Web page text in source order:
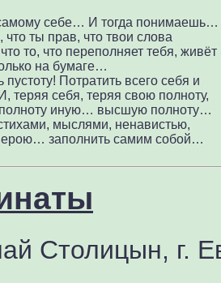
себе… И тогда понимаешь…
что ты прав, что твои слова
то, что переполняет тебя, живёт
на бумаге…
Потратить всего себя и
теряя себя, теряя свою полноту,
иную… высшую полноту…
мыслями, ненавистью,
заполнить самим собой…
Столицын, г.